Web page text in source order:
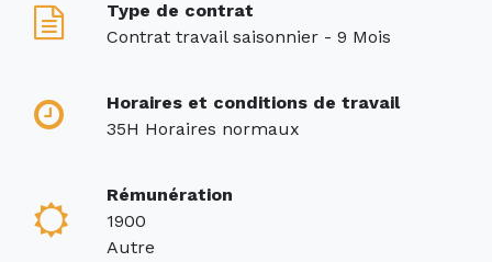
Type de contrat
Contrat travail saisonnier - 9 Mois
Horaires et conditions de travail
35H Horaires normaux
Rémunération
1900
Autre